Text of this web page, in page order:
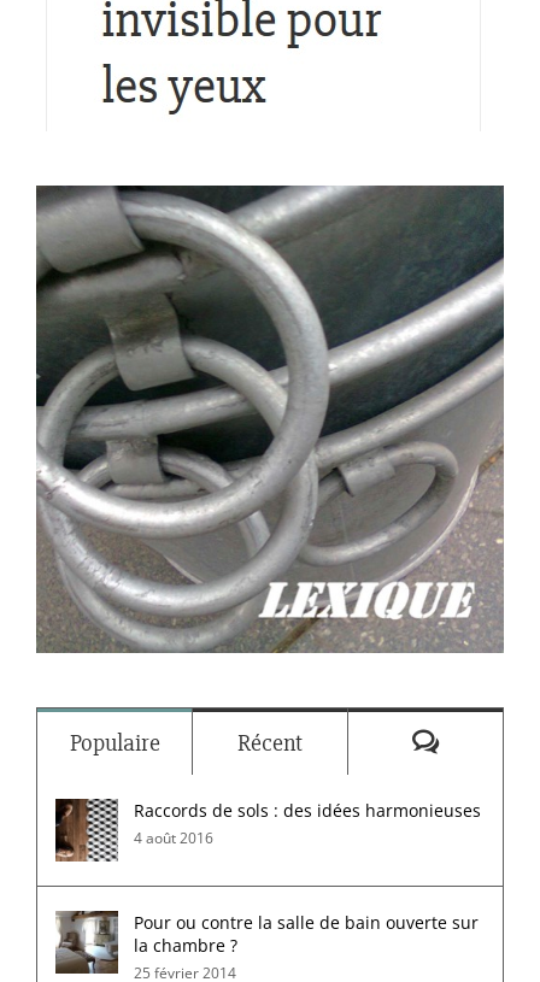
Populaire Récent
Raccords de sols : des idées harmonieuses
4 août 2016
Pour ou contre la salle de bain ouverte sur
la chambre ?
25 février 2014